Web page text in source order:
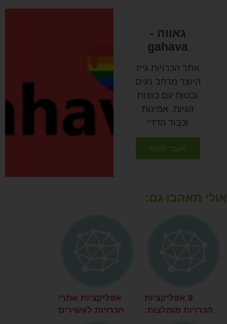
גאווה -
gahava
אתר הכרויות גייז
היוצר מרחב נעים
ובטוח עם כוונות
זוגיות, אמינות
וכבוד הדדי
מעבר לאתר
אולי תאהבו גם:
9 אפליקציות
הכרויות מומלצות:
אפליקציות אתרי
הכרויות לעשירים